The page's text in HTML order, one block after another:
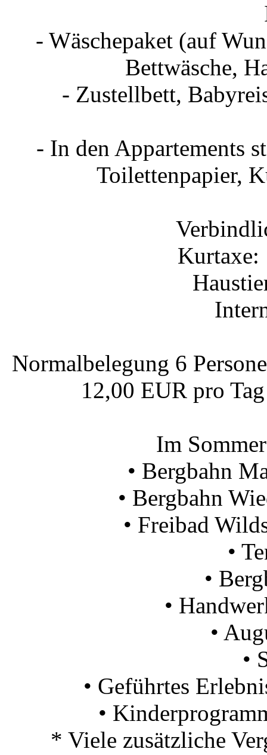
- Wäschepaket (auf
Bettwäsche,
- Zustellbett,
- In den Appartements
Toilettenpapier,
Normalbelegung 6
12,00 EUR pro
Im
• Bergbahn
• Bergbahn
• Freibad
•
•
•
•
•
• Geführtes
•
* Viele zusätzliche